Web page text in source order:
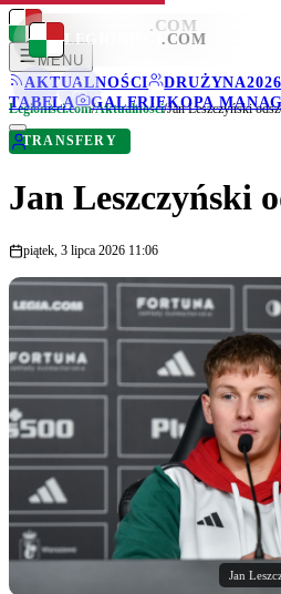
LEGIONISCI .COM
MENU
AKTUALNOŚCI
DRUŻYNA
TABELA
GALERIEKOPA
LEGIONISCI .COM
Legionisci.com/Aktualności/Jan Leszczyński
TRANSFERY
Jan Leszczyński
piątek, 3 lipca 2026 11:06
Jan